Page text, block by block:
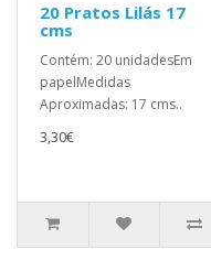
20 Pratos Lilás 17
cms
Contém: 20 unidadesEm
papelMedidas
Aproximadas: 17 cms..
3,30€